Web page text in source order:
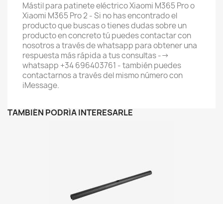
Mástil para patinete eléctrico Xiaomi M365 Pro o
Xiaomi M365 Pro 2 - Si no has encontrado el
producto que buscas o tienes dudas sobre un
producto en concreto tú puedes contactar con
nosotros a través de whatsapp para obtener una
respuesta más rápida a tus consultas -->
whatsapp +34 696403761 - también puedes
contactarnos a través del mismo número con
iMessage.
TAMBIÉN PODRÍA INTERESARLE